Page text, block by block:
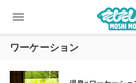
menu
ワーケーション